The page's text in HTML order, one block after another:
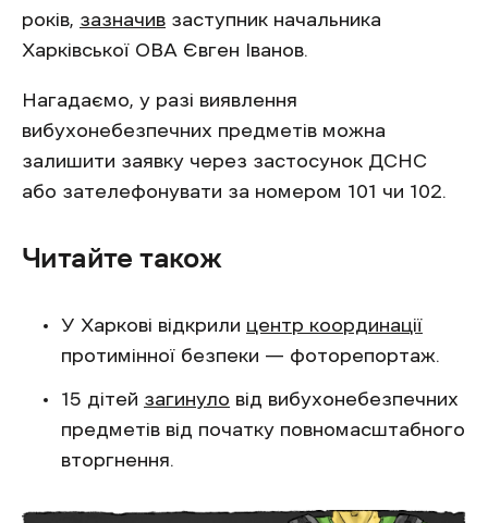
років, зазначив заступник начальника
Харківської ОВА Євген Іванов.
Нагадаємо, у разі виявлення
вибухонебезпечних предметів можна
залишити заявку через застосунок ДСНС
або зателефонувати за номером 101 чи 102.
Читайте також
У Харкові відкрили центр координації
протимінної безпеки — фоторепортаж.
15 дітей загинуло від вибухонебезпечних
предметів від початку повномасштабного
вторгнення.